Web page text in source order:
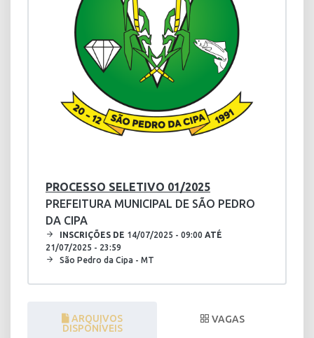
PROCESSO SELETIVO 01/2025
PREFEITURA MUNICIPAL DE SÃO PEDRO
DA CIPA
INSCRIÇÕES DE 14/07/2025 - 09:00 ATÉ
21/07/2025 - 23:59
São Pedro da Cipa - MT
ARQUIVOS
DISPONÍVEIS
VAGAS